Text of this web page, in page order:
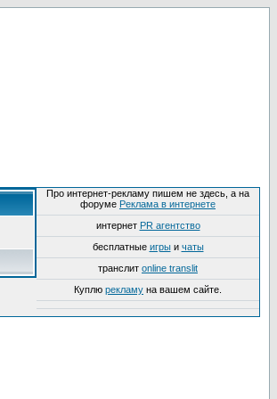
Про интернет-рекламу пишем не здесь, а на
форуме Реклама в интернете
интернет PR агентство
бесплатные игрыи чаты
транслит online translit
Куплю рекламу на вашем сайте.